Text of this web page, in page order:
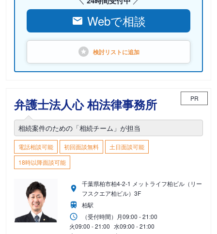
Webで相談
検討リストに追加
弁護士法人心 柏法律事務所 PR
相続案件のための「相続チーム」が担当
電話相談可能 初回面談無料
土日面談可能
18時以降面談可能
千葉県柏市柏4-2-1 メットライフ柏ビル（リー
フスクエア柏ビル）3F
柏駅
（受付時間） 月09:00 - 21:00
火09:00 - 21:00 水09:00 - 21:00